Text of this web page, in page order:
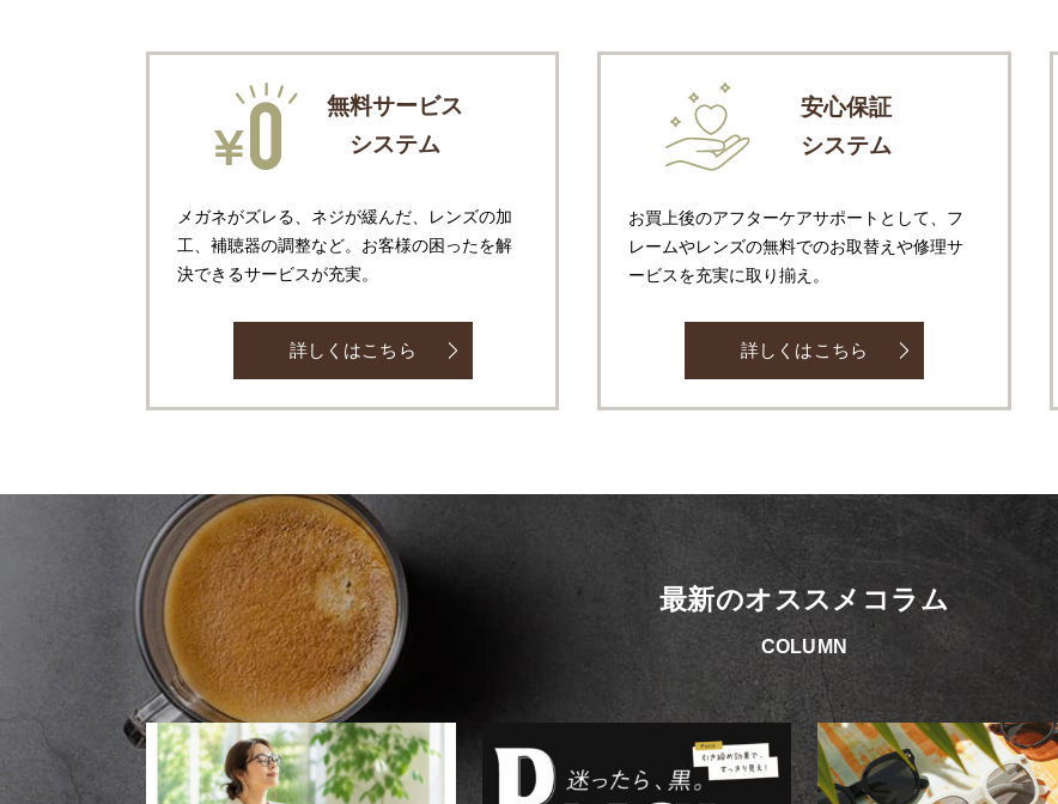
無料サービス
システム
メガネがズレる、ネジが緩んだ、レンズの加
工、補聴器の調整など。お客様の困ったを解
決できるサービスが充実。
詳しくはこちら
安心保証
システム
お買上後のアフターケアサポートとして、フ
レームやレンズの無料でのお取替えや修理サ
ービスを充実に取り揃え。
詳しくはこちら
最新のオススメコラム
COLUMN